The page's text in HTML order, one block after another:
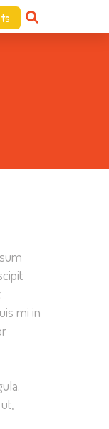
mi in